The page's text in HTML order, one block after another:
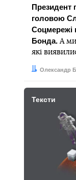
Президент
головою
Соцмережі
Бонда.А ми
які
Автор:
Олександр
Дата:
Тексти